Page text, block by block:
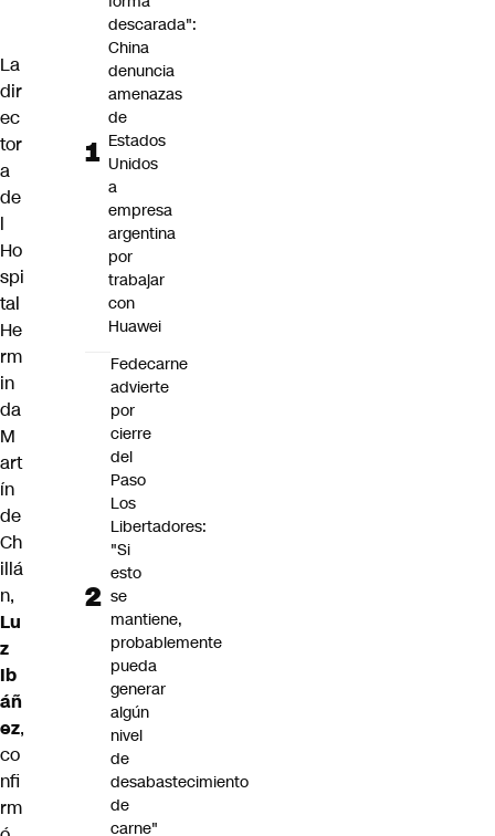
La
dir
ec
tor
a
de
l
Ho
spi
tal
He
rm
in
da
M
art
ín
de
Ch
illá
n,
Lu
z
Ib
áñ
ez,
co
nfi
rm
descarada":
China
denuncia
amenazas
de
Estados
Unidos
a
empresa
argentina
por
trabajar
con
Huawei
Fedecarne
advierte
por
cierre
del
Paso
Los
Libertadores:
"Si
esto
se
mantiene,
probablemente
pueda
generar
algún
nivel
de
desabastecimiento
de
carne"